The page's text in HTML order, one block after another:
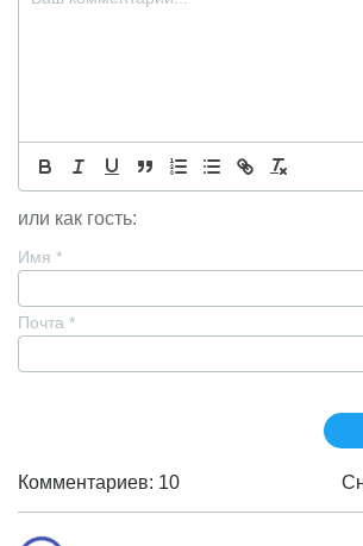
или как гость:
Имя *
Почта *
Комментариев: 10